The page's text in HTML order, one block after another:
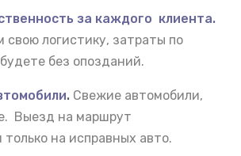
за каждого клиента.
свою логистику, затраты по
без опозданий.
. Свежие автомобили,
Выезд на маршрут
на исправных авто.